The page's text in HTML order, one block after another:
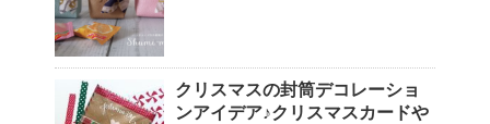
クリスマスの封筒デコレーショ
ンアイデア♪クリスマスカードや